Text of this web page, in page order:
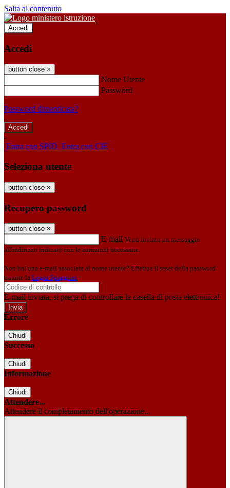
Salta al contenuto
Accedi
Accedi
button close ×
Nome Utente
Password
Password dimenticata?
-
Entra con SPID Entra con CIE
Seleziona utente
button close ×
Recupero password
button close ×
E-mail Verrà inviato un messaggio
all'indirizzo indicato con le istruzioni necessarie.
Non hai una e-mail associata al nome utente? Effettua il reset della password
tramite la Login Spaggiari
E-mail inviata, si prega di controllare la casella di posta elettronica!
Errore
Chiudi
Successo
Chiudi
Informazione
Chiudi
Attendere...
Attendere il completamento dell'operazione...